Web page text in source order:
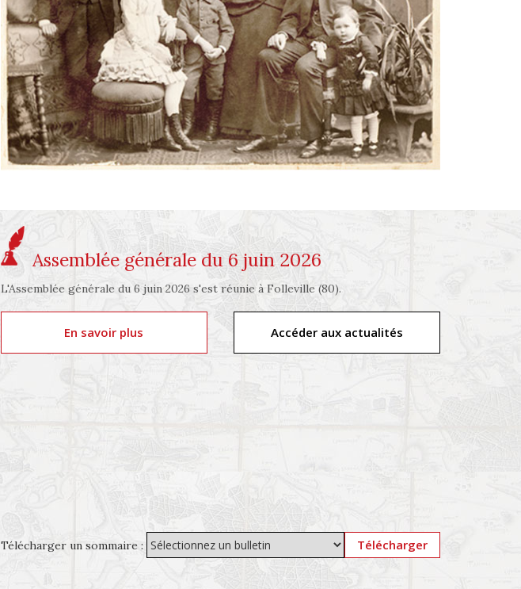
Assemblée générale du 6 juin 2026
L'Assemblée générale du 6 juin 2026 s'est réunie à Folleville (80).
En savoir plus Accéder aux actualités
Télécharger un sommaire : Télécharger